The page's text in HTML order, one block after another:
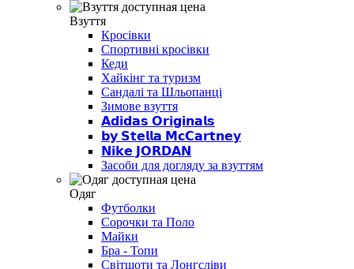
Взуття
Кросівки
Спортивні кросівки
Кеди
Хайкінг та туризм
Сандалі та Шльопанці
Зимове взуття
𝗔𝗱𝗶𝗱𝗮𝘀 𝗢𝗿𝗶𝗴𝗶𝗻𝗮𝗹𝘀
𝗯𝘆 𝗦𝘁𝗲𝗹𝗹𝗮 𝗠𝗰𝗖𝗮𝗿𝘁𝗻𝗲𝘆
𝗡𝗶𝗸𝗲 𝗝𝗢𝗥𝗗𝗔𝗡
Засоби для догляду за взуттям
Одяг
Футболки
Сорочки та Поло
Майки
Бра - Топи
Світшоти та Лонгсліви